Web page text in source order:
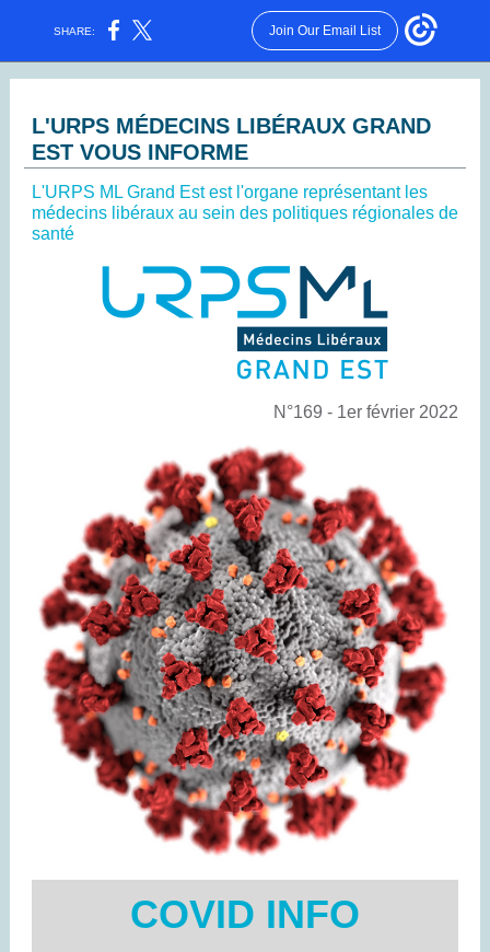
SHARE: Join Our Email List
L'URPS MÉDECINS LIBÉRAUX GRAND
EST VOUS INFORME
L'URPS ML Grand Est est l'organe représentant les
médecins libéraux au sein des politiques régionales de
santé
N°169 - 1er février 2022
COVID INFO